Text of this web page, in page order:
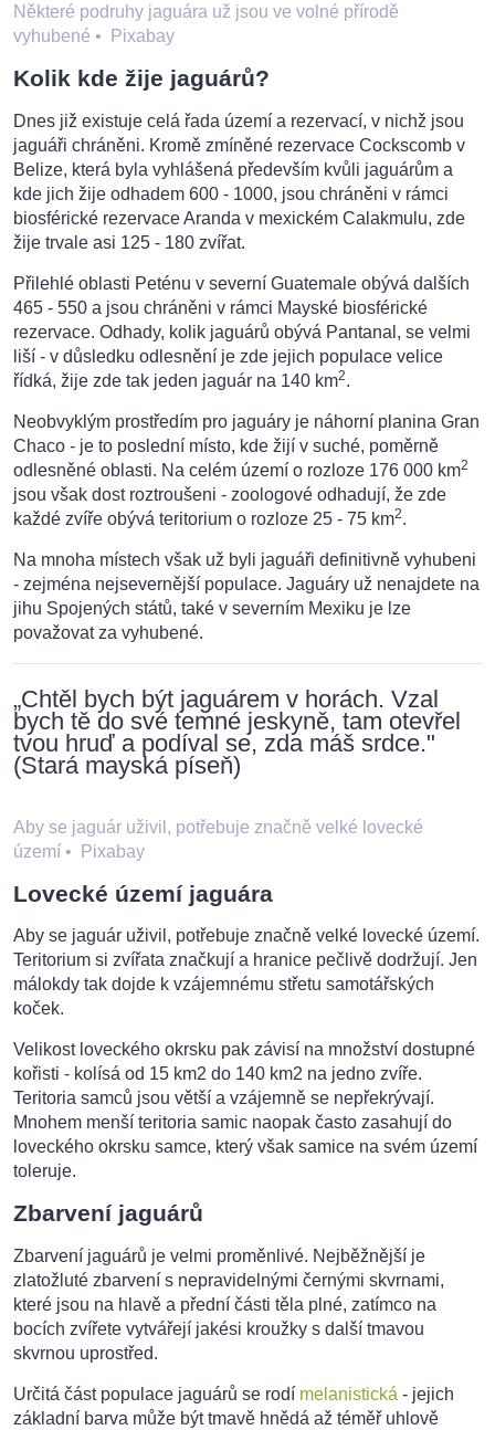
Některé podruhy jaguára už jsou ve volné přírodě
vyhubené • Pixabay
Kolik kde žije jaguárů?
Dnes již existuje celá řada území a rezervací, v nichž jsou
jaguáři chráněni. Kromě zmíněné rezervace Cockscomb v
Belize, která byla vyhlášená především kvůli jaguárům a
kde jich žije odhadem 600 - 1000, jsou chráněni v rámci
biosférické rezervace Aranda v mexickém Calakmulu, zde
žije trvale asi 125 - 180 zvířat.
Přilehlé oblasti Peténu v severní Guatemale obývá dalších
465 - 550 a jsou chráněni v rámci Mayské biosférické
rezervace. Odhady, kolik jaguárů obývá Pantanal, se velmi
liší - v důsledku odlesnění je zde jejich populace velice
řídká, žije zde tak jeden jaguár na 140 km2.
Neobvyklým prostředím pro jaguáry je náhorní planina Gran
Chaco - je to poslední místo, kde žijí v suché, poměrně
odlesněné oblasti. Na celém území o rozloze 176 000 km2
jsou však dost roztroušeni - zoologové odhadují, že zde
každé zvíře obývá teritorium o rozloze 25 - 75 km2.
Na mnoha místech však už byli jaguáři definitivně vyhubeni
- zejména nejsevernější populace. Jaguáry už nenajdete na
jihu Spojených států, také v severním Mexiku je lze
považovat za vyhubené.
„Chtěl bych být jaguárem v horách. Vzal
bych tě do své temné jeskyně, tam otevřel
tvou hruď a podíval se, zda máš srdce."
(Stará mayská píseň)
Aby se jaguár uživil, potřebuje značně velké lovecké
území • Pixabay
Lovecké území jaguára
Aby se jaguár uživil, potřebuje značně velké lovecké území.
Teritorium si zvířata značkují a hranice pečlivě dodržují. Jen
málokdy tak dojde k vzájemnému střetu samotářských
koček.
Velikost loveckého okrsku pak závisí na množství dostupné
kořisti - kolísá od 15 km2 do 140 km2 na jedno zvíře.
Teritoria samců jsou větší a vzájemně se nepřekrývají.
Mnohem menší teritoria samic naopak často zasahují do
loveckého okrsku samce, který však samice na svém území
toleruje.
Zbarvení jaguárů
Zbarvení jaguárů je velmi proměnlivé. Nejběžnější je
zlatožluté zbarvení s nepravidelnými černými skvrnami,
které jsou na hlavě a přední části těla plné, zatímco na
bocích zvířete vytvářejí jakési kroužky s další tmavou
skvrnou uprostřed.
Určitá část populace jaguárů se rodí melanistická - jejich
základní barva může být tmavě hnědá až téměř uhlově